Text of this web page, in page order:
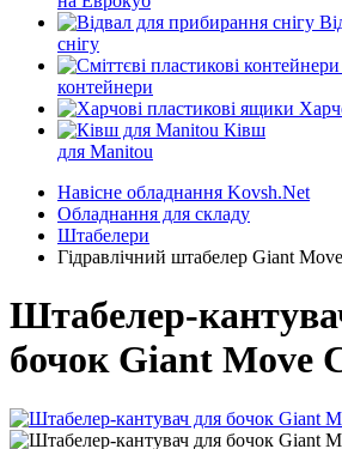
снігу
контейнери
Ківш
для Manitou
Навісне обладнання Kovsh.Net
Обладнання для складу
Штабелери
Гідравлічний штабелер Giant
Штабелер-
бочок Giant Move